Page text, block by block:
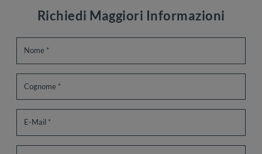
Richiedi Maggiori Informazioni